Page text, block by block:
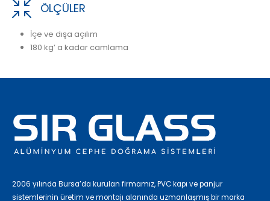
ÖLÇÜLER
İçe ve dışa açılım
180 kg’ a kadar camlama
2006 yılında Bursa’da kurulan firmamız, PVC kapı ve panjur
sistemlerinin üretim ve montajı alanında uzmanlaşmış bir marka